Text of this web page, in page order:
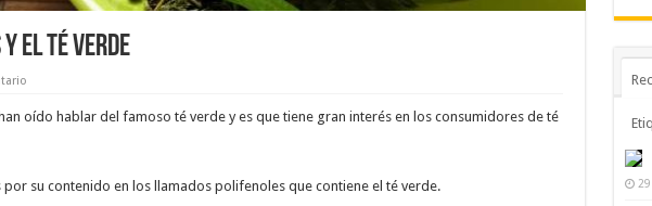
EL TÉ VERDE
oído hablar del famoso té verde y es que tiene gran interés en los consumidores de té
por su contenido en los llamados polifenoles que contiene el té verde.